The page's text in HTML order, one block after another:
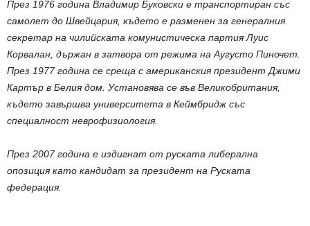
През 1976 година Владимир Буковски е транспортиран със
самолет до Швейцария, където е разменен за генералния
секретар на чилийската комунистическа партия Луис
Корвалан, държан в затвора от режима на Аугусто Пиночет.
През 1977 година се среща с американския президент Джими
Картър в Белия дом. Установява се във Великобритания,
където завършва университета в Кеймбридж със
специалност неврофизиология.
През 2007 година е издигнат от руската либерална
опозиция като кандидат за президент на Руската
федерация.